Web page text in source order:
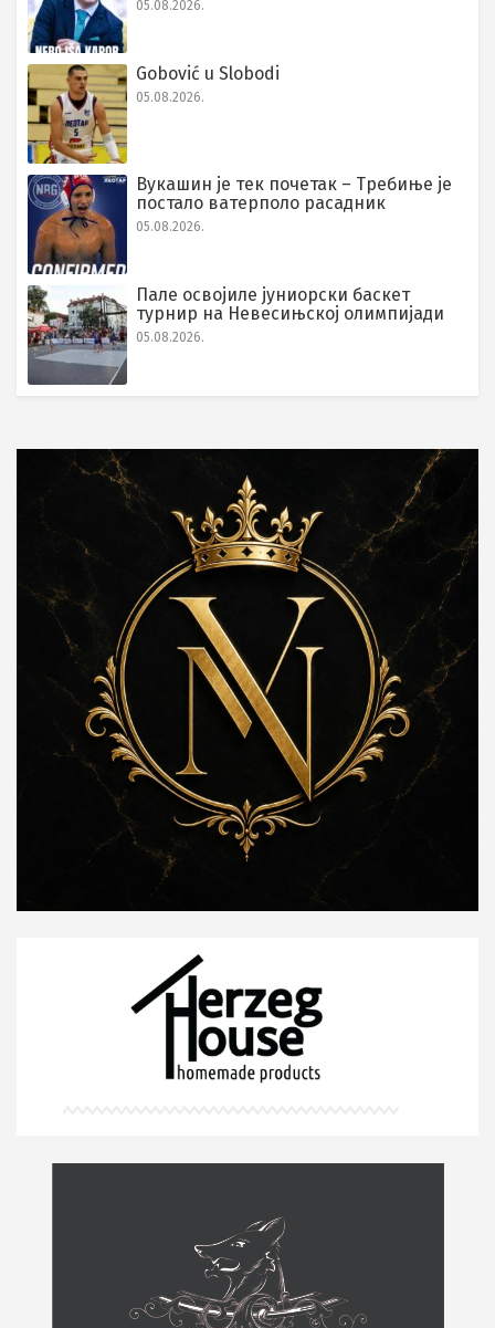
05.08.2026.
Gobović u Slobodi
05.08.2026.
Вукашин је тек почетак – Требиње је
постало ватерполо расадник
05.08.2026.
Пале освојиле јуниорски баскет
турнир на Невесињској олимпијади
05.08.2026.